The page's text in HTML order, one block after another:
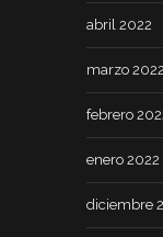
abril 2022
marzo 2022
febrero
enero 2022
diciembre